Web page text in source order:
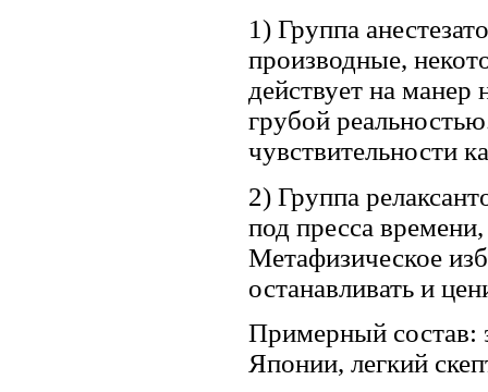
1) Группа
производные,
действует на манер
грубой
чувствительности
2) Группа
под пресса
Метафизическое
останавливать и
Примерный состав:
Японии, легкий